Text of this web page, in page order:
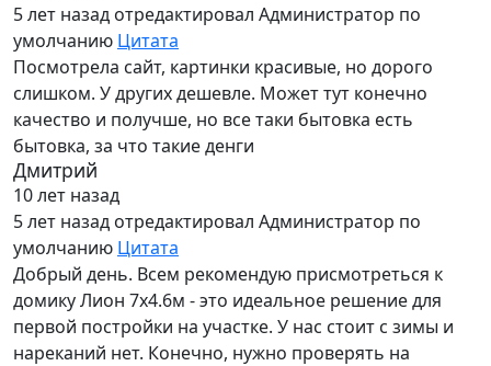
5 лет назад отредактировал Администратор по
умолчанию Цитата
Посмотрела сайт, картинки красивые, но дорого
слишком. У других дешевле. Может тут конечно
качество и получше, но все таки бытовка есть
бытовка, за что такие денги
Дмитрий
10 лет назад
5 лет назад отредактировал Администратор по
умолчанию Цитата
Добрый день. Всем рекомендую присмотреться к
домику Лион 7х4.6м - это идеальное решение для
первой постройки на участке. У нас стоит с зимы и
нареканий нет. Конечно, нужно проверять на